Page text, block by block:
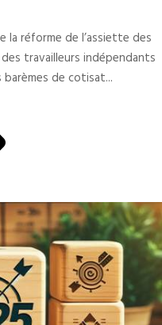
réforme de l’assiette des
travailleurs indépendants
de cotisat...